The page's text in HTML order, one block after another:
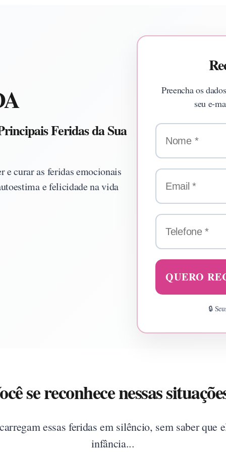
Feridas da Sua
e curar as feridas emocionais
e felicidade na vida
Preencha os
seu e-
QUERO
🔒
se reconhece nessas
essas feridas em silêncio, sem saber que
infância...